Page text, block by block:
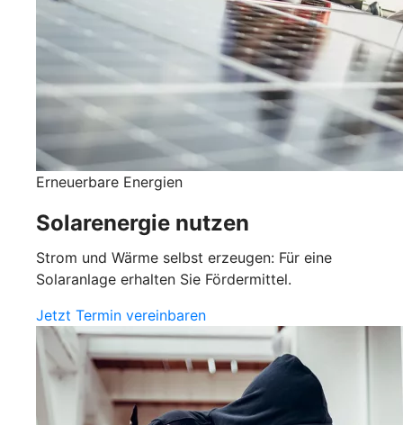
Erneuerbare Energien
Solarenergie nutzen
Strom und Wärme selbst erzeugen: Für eine
Solaranlage erhalten Sie Fördermittel.
Jetzt Termin vereinbaren